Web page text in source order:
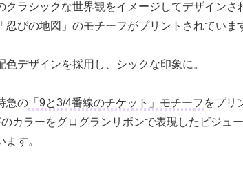
クラシックな世界観をイメージしてデザインさ
びの地図」のモチーフがプリントされていま
デザインを採用し、シックな印象に。
急の 「9と3/4番線のチケット」モチーフ をプリ
カラーをグログランリボンで表現したビジュ
す。